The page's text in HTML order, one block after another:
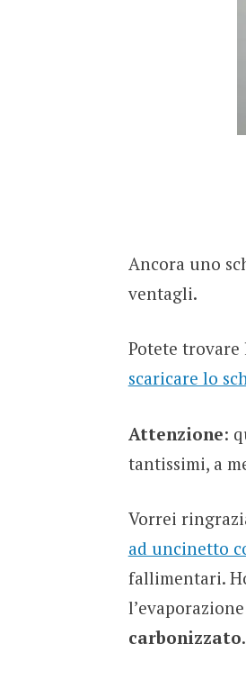
Ancora uno
ventagli.
Potete trovare
scaricare lo
Attenzione:
tantissimi, a
Vorrei
ad uncinetto
fallimentari.
carbonizzato